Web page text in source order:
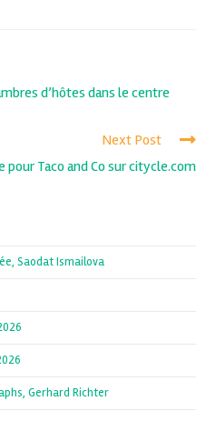
d’hôtes dans le centre
Next Post
Taco and Co sur citycle.com
Saodat Ismailova
Gerhard Richter